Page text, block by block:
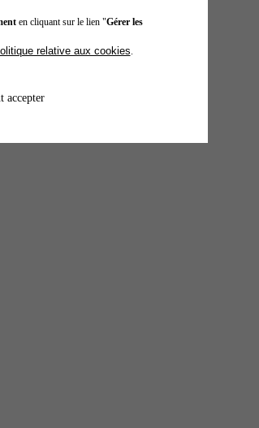
en cliquant sur le lien "Gérer les
relative aux cookies
accepter